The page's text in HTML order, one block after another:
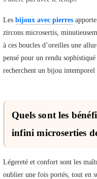
Les bijoux avec pierres
zircons microsertis,
à ces boucles d’oreilles une
pensé pour un rendu
recherchent un bijou intemporel
Quels sont les
infini microserties
Légereté et confort sont les
oublier une fois portés, tout en